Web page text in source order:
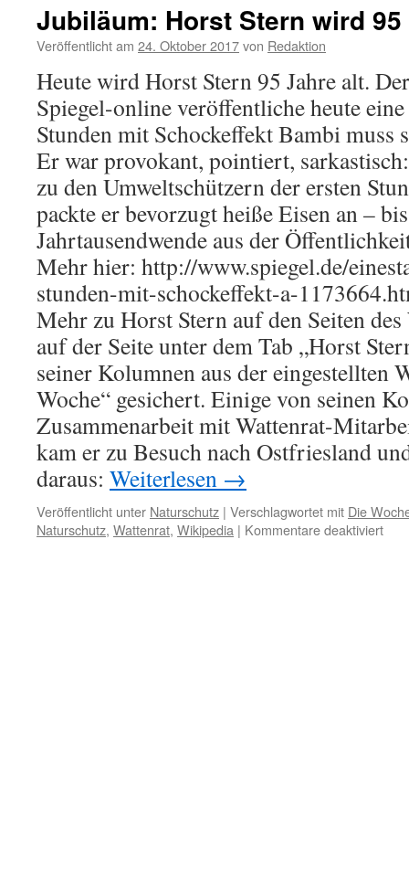
Jubiläum: Horst Stern wird 95
Veröffentlicht am 24. Oktober 2017von Redaktion
Heute wird Horst Stern 95 Jahre alt.
Spiegel-online veröffentliche heute
Stunden mit Schockeffekt Bambi muss
Er war provokant, pointiert,
zu den Umweltschützern der ersten
packte er bevorzugt heiße Eisen an –
Jahrtausendwende aus der
Mehr hier: http://www.spiegel.de/
stunden-mit-schockeffekt-a-
Mehr zu Horst Stern auf den Seiten
auf der Seite unter dem Tab „Horst
seiner Kolumnen aus der eingestellten
Woche“ gesichert. Einige von seinen
Zusammenarbeit mit Wattenrat-
kam er zu Besuch nach Ostfriesland
daraus: Weiterlesen →
Veröffentlicht unter Naturschutz | Verschlagwortet mit Die
Naturschutz, Wattenrat, Wikipedia | Kommentare deaktiviertfür